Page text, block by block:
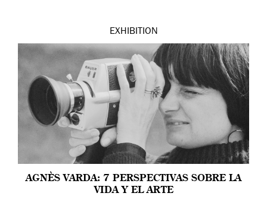
EXHIBITION
AGNÈS VARDA: 7 PERSPECTIVAS SOBRE LA
VIDA Y EL ARTE